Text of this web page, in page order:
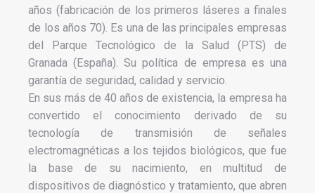
años (fabricación de los primeros láseres a finales
de los años 70). Es una de las principales empresas
del Parque Tecnológico de la Salud (PTS) de
Granada (España). Su política de empresa es una
garantía de seguridad, calidad y servicio.
En sus más de 40 años de existencia, la empresa ha
convertido el conocimiento derivado de su
tecnología de transmisión de señales
electromagnéticas a los tejidos biológicos, que fue
la base de su nacimiento, en multitud de
dispositivos de diagnóstico y tratamiento, que abren